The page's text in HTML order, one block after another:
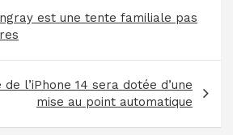
est une tente familiale pas
l’iPhone 14 sera dotée d’une
mise au point automatique